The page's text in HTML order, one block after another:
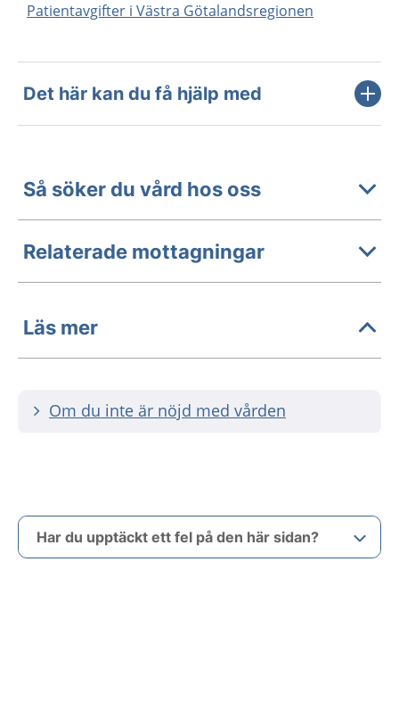
Patientavgifter i Västra Götalandsregionen
Det här kan du få hjälp med
Så söker du vård hos oss
Relaterade mottagningar
Läs mer
Om du inte är nöjd med vården
Har du upptäckt ett fel på den här sidan?